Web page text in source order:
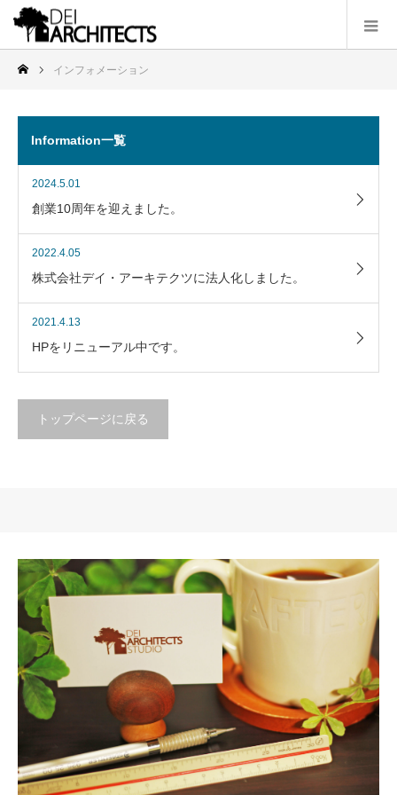
インフォメーション
Information一覧
2024.5.01
創業10周年を迎えました。
2022.4.05
株式会社デイ・アーキテクツに法人化しました。
2021.4.13
HPをリニューアル中です。
トップページに戻る